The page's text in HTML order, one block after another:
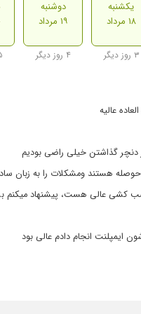
یکشنبه
۱۸ مرداد
۳ روز دیگر
دوشنبه
۱۹ مرداد
۴ روز دیگر ۵
عالیه
دنچر گذاشتن خیلی راضی بودیم
هستند ومشکلات را به زبان
کشی عالی هست، پیشنهاد میکنم
ایمپلنت انجام دادم عالی بود